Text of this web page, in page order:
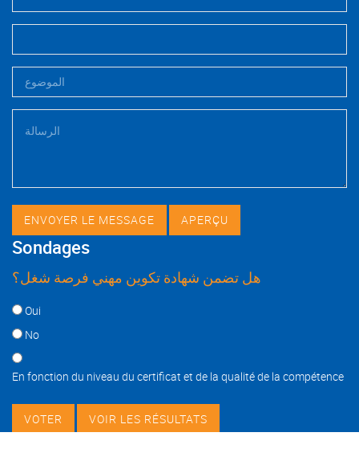
Sondages
هل تضمن شهادة تكوين مهني فرصة شغل؟
Choices
Oui
No
En fonction du niveau du certificat et de la qualité de la compétence